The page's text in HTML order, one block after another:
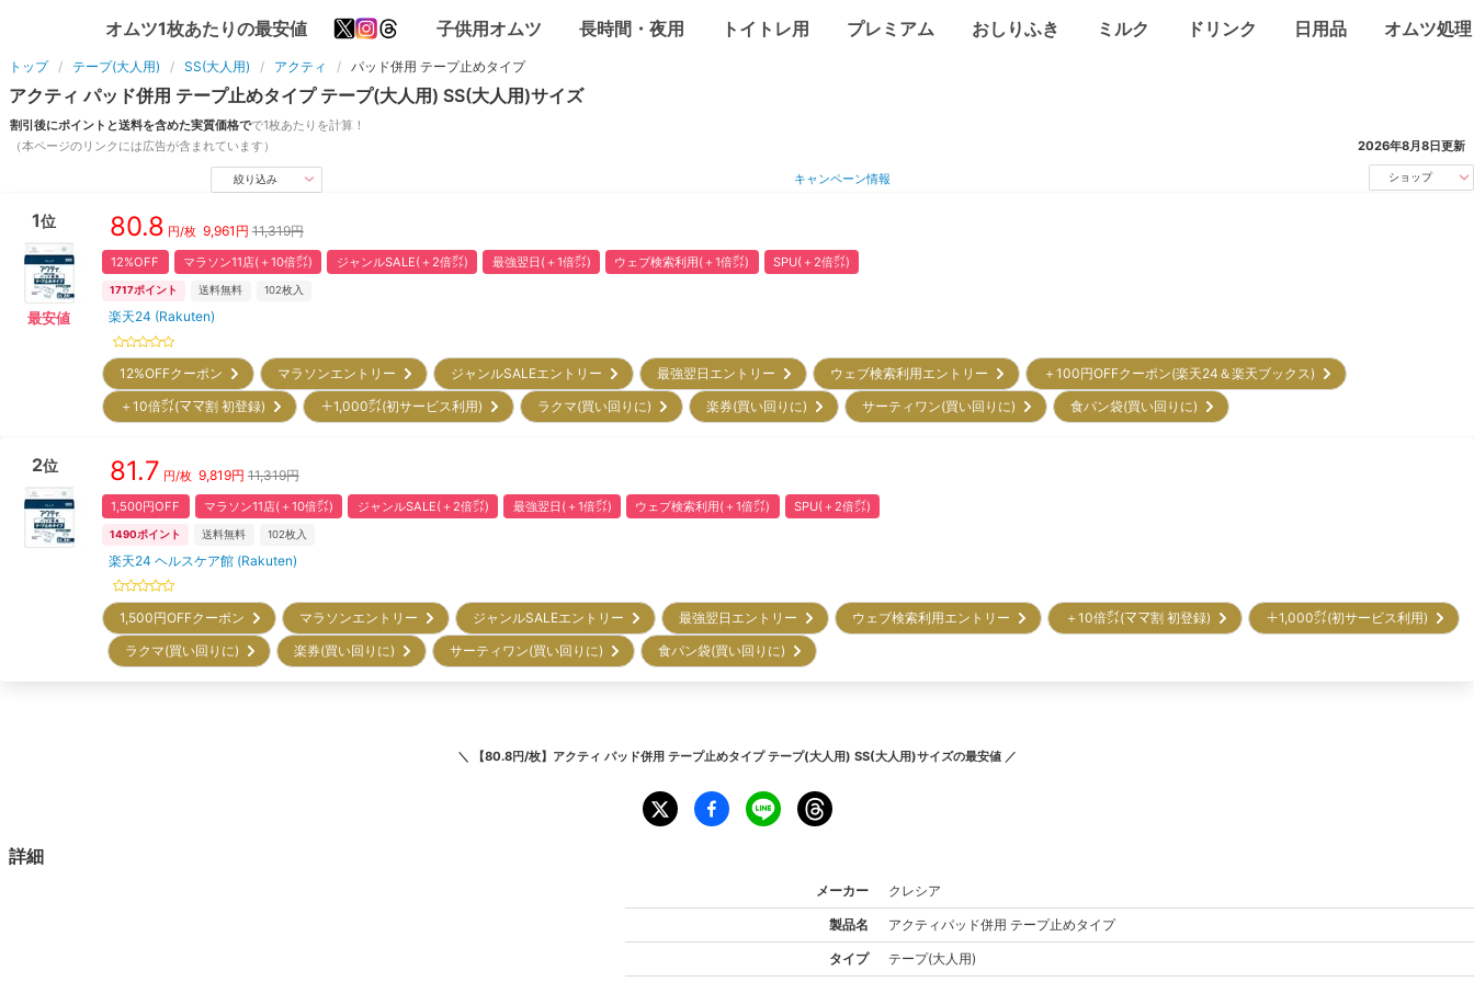
オムツ1枚あたりの最安値 子供用オムツ 長時間・夜用 トイトレ用 プレミアム おしりふき ミルク ドリンク 日用品 オムツ処理
トップ テープ(大人用) SS(大人用) アクティ パッド併用 テープ止めタイプ
アクティ パッド併用 テープ止めタイプ テープ(大人用) SS(大人用)サイズ
割引後にポイントと送料を含めた実質価格でで1枚あたりを計算！
（本ページのリンクには広告が含まれています）
2026年8月8日更新
絞り込み キャンペーン情報 ショップ
1位
最安値
80.8 円/枚 9,961 円 11,319円
12%OFF マラソン11店(＋10倍㌽) ジャンルSALE(＋2倍㌽) 最強翌日(＋1倍㌽) ウェブ検索利用(＋1倍㌽) SPU(＋2倍㌽)
1717ポイント 送料無料 102枚入
楽天24 (Rakuten)
12%OFFクーポン マラソンエントリー ジャンルSALEエントリー 最強翌日エントリー ウェブ検索利用エントリー
＋100円OFFクーポン(楽天24＆楽天ブックス)
＋10倍㌽(ママ割 初登録)
＋1,000㌽(初サービス利用) ラクマ(買い回りに) 楽券(買い回りに) サーティワン(買い回りに) 食パン袋(買い回りに)
2位 81.7 円/枚 9,819円 11,319円
1,500円OFF マラソン11店(＋10倍㌽) ジャンルSALE(＋2倍㌽) 最強翌日(＋1倍㌽) ウェブ検索利用(＋1倍㌽) SPU(＋2倍㌽)
1490ポイント 送料無料 102枚入
楽天24 ヘルスケア館 (Rakuten)
1,500円OFFクーポン マラソンエントリー ジャンルSALEエントリー 最強翌日エントリー ウェブ検索利用エントリー ＋10倍㌽(ママ割 初登録)
＋1,000㌽(初サービス利用)
ラクマ(買い回りに)
楽券(買い回りに) サーティワン(買い回りに) 食パン袋(買い回りに)
＼ 【80.8円/枚】アクティ パッド併用 テープ止めタイプ テープ(大人用) SS(大人用)サイズの最安値 ／
詳細
メーカー クレシア
製品名 アクティ パッド併用 テープ止めタイプ
タイプ テープ(大人用)